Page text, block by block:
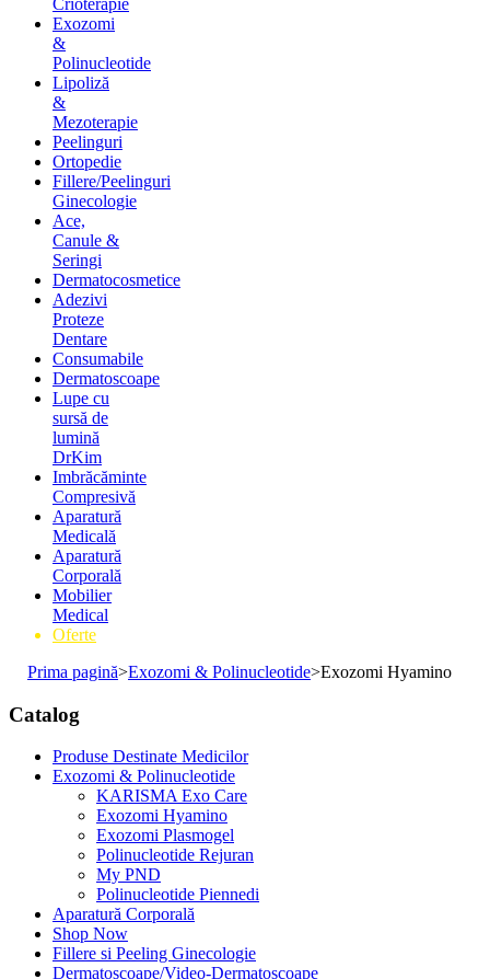
Crioterapie
Exozomi
&
Polinucleotide
Lipoliză
&
Mezoterapie
Peelinguri
Ortopedie
Fillere/Peelinguri
Ginecologie
Ace,
Canule &
Seringi
Dermatocosmetice
Adezivi
Proteze
Dentare
Consumabile
Dermatoscoape
Lupe cu
sursă de
lumină
DrKim
Imbrăcăminte
Compresivă
Aparatură
Medicală
Aparatură
Corporală
Mobilier
Medical
Oferte
Prima pagină>Exozomi & Polinucleotide>Exozomi Hyamino
Catalog
Produse Destinate Medicilor
Exozomi & Polinucleotide
KARISMA Exo Care
Exozomi Hyamino
Exozomi Plasmogel
Polinucleotide Rejuran
My PND
Polinucleotide Piennedi
Aparatură Corporală
Shop Now
Fillere si Peeling Ginecologie
Dermatoscoape/Video-Dermatoscoape